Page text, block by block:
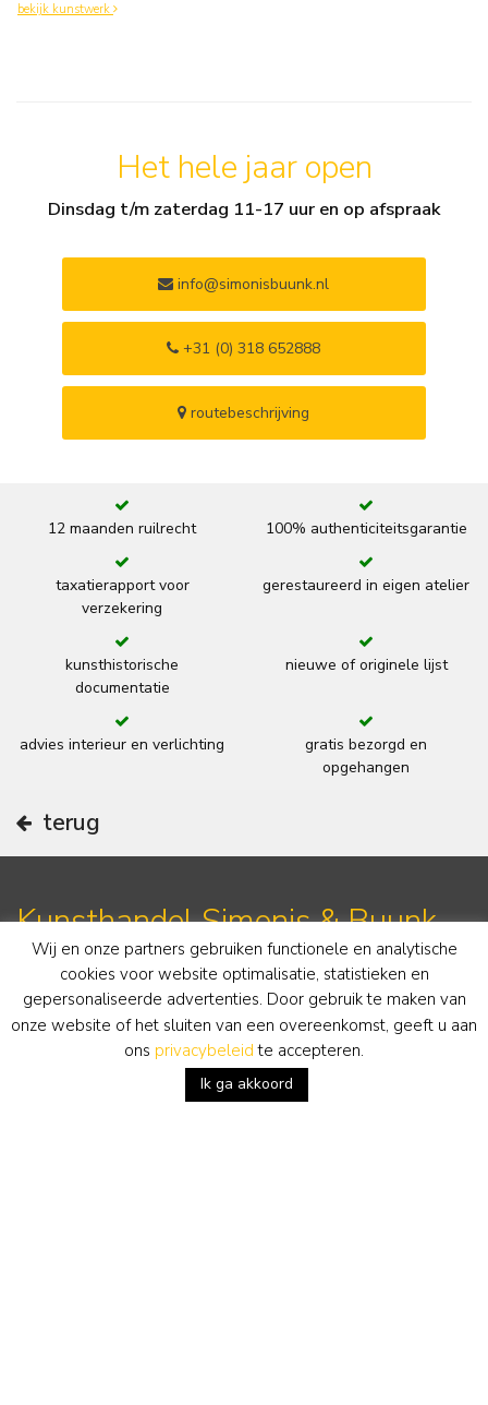
bekijk kunstwerk
Het hele jaar open
Dinsdag t/m zaterdag 11-17 uur en op afspraak
info@simonisbuunk.nl
+31 (0) 318 652888
routebeschrijving
12 maanden ruilrecht 100% authenticiteitsgarantie
taxatierapport voor
verzekering
gerestaureerd in eigen atelier
kunsthistorische
documentatie
nieuwe of originele lijst
advies interieur en verlichting
gratis bezorgd en
opgehangen
terug
Kunsthandel Simonis & Buunk
Notaris Fischerstraat 30
6711 BD Ede
Wij en onze partners gebruiken functionele en analytische
cookies voor website optimalisatie, statistieken en
gepersonaliseerde advertenties. Door gebruik te maken van
onze website of het sluiten van een overeenkomst, geeft u aan
ons privacybeleid te accepteren.
Ik ga akkoord